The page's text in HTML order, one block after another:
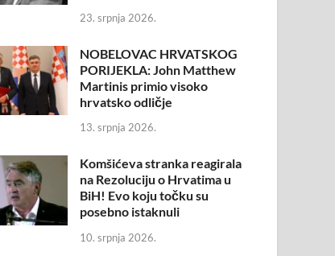
23. srpnja 2026.
NOBELOVAC HRVATSKOG
PORIJEKLA: John Matthew
Martinis primio visoko
hrvatsko odličje
13. srpnja 2026.
Komšićeva stranka reagirala
na Rezoluciju o Hrvatima u
BiH! Evo koju točku su
posebno istaknuli
10. srpnja 2026.